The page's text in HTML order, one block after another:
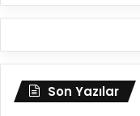
o
Son Yazılar